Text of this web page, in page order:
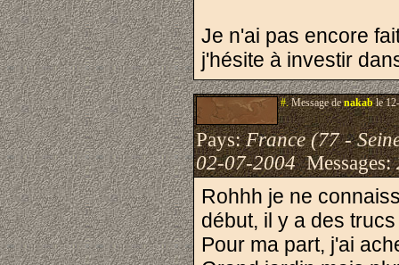
Je n'ai pas encore
j'hésite à investir
#.Message denakable
Pays:France (77 -
02-07-2004Messages:
Rohhh je ne
début, il y a des
Pour ma part, j'ai